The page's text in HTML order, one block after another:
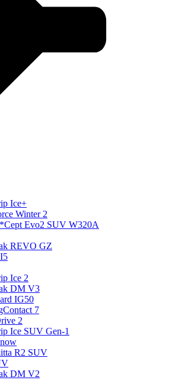
Ice+
Winter 2
Evo2 SUV W320A
REVO GZ
Ice 2
DM V3
IG50
7
2
Ice SUV Gen-1
R2 SUV
DM V2